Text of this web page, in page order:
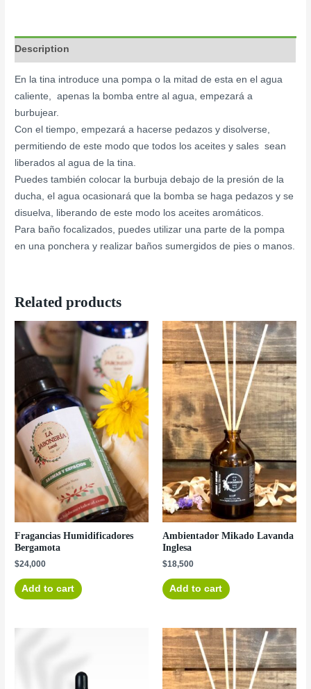
Description
En la tina introduce una pompa o la mitad de esta en el agua
caliente, apenas la bomba entre al agua, empezará a
burbujear.
Con el tiempo, empezará a hacerse pedazos y disolverse,
permitiendo de este modo que todos los aceites y sales sean
liberados al agua de la tina.
Puedes también colocar la burbuja debajo de la presión de la
ducha, el agua ocasionará que la bomba se haga pedazos y se
disuelva, liberando de este modo los aceites aromáticos.
Para baño focalizados, puedes utilizar una parte de la pompa
en una ponchera y realizar baños sumergidos de pies o manos.
Related products
Fragancias Humidificadores
Bergamota
$24,000
Add to cart
Ambientador Mikado Lavanda
Inglesa
$18,500
Add to cart